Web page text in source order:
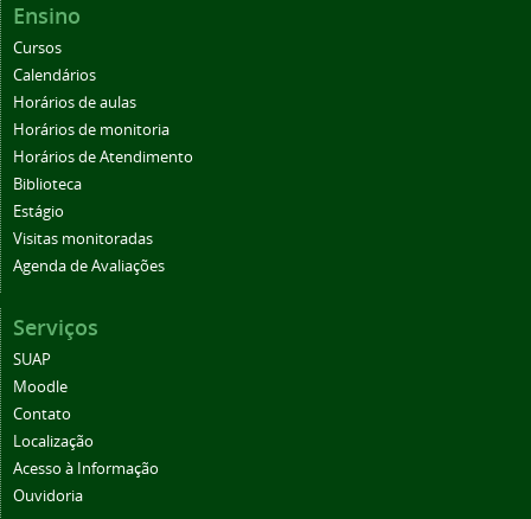
Ensino
Cursos
Calendários
Horários de aulas
Horários de monitoria
Horários de Atendimento
Biblioteca
Estágio
Visitas monitoradas
Agenda de Avaliações
Serviços
SUAP
Moodle
Contato
Localização
Acesso à Informação
Ouvidoria